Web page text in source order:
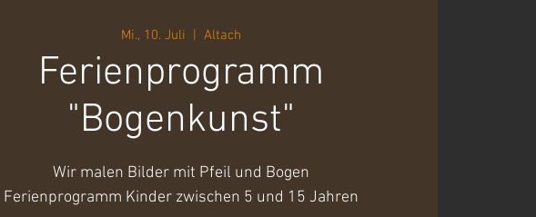
Mi., 10. Juli Altach
Ferienprogramm
"Bogenkunst"
Wir malen Bilder mit Pfeil und Bogen
Ferienprogramm Kinder zwischen 5 und 15 Jahren